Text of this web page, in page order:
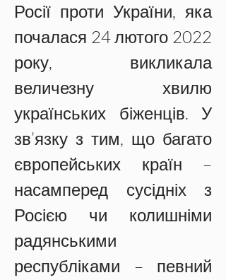
Росії проти України, яка
почалася 24 лютого 2022
року, викликала
величезну хвилю
українських біженців. У
зв’язку з тим, що багато
європейських країн –
насамперед сусідніх з
Росією чи колишніми
радянськими
республіками – певний